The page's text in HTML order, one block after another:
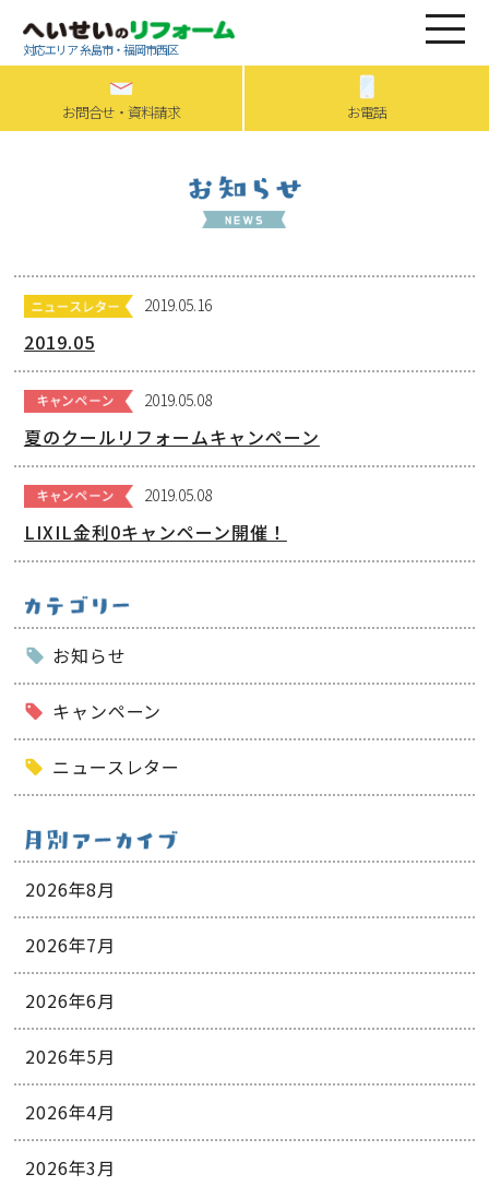
対応エリア 糸島市・福岡市西区
お問合せ・資料請求 お電話
2019.05.16
2019.05
2019.05.08
夏のクールリフォームキャンペーン
2019.05.08
LIXIL金利0キャンペーン開催！
お知らせ
キャンペーン
ニュースレター
2026年8月
2026年7月
2026年6月
2026年5月
2026年4月
2026年3月